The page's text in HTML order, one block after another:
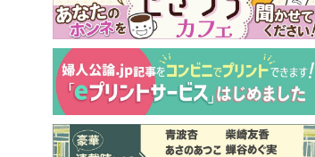
最新号 好評発売中！
実家の処分から終
の棲家までどうす
る？60代からの家
モンダイ